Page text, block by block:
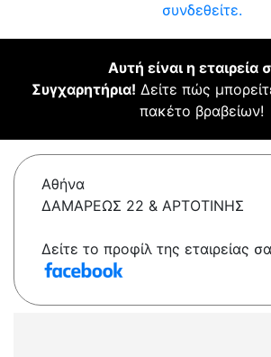
συνδεθείτε.
Αυτή είναι η εταιρεία
Συγχαρητήρια! Δείτε πώς
πακέτο βραβείων!
Αθήνα
ΔΑΜΑΡΕΩΣ 22 & ΑΡΤΟΤΙΝΗΣ
Δείτε το προφίλ της εταιρείας